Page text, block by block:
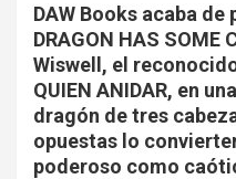
DAW Books acaba
DRAGON HAS SOME
Wiswell, el
QUIEN ANIDAR, en
dragón de tres
opuestas lo
poderoso como